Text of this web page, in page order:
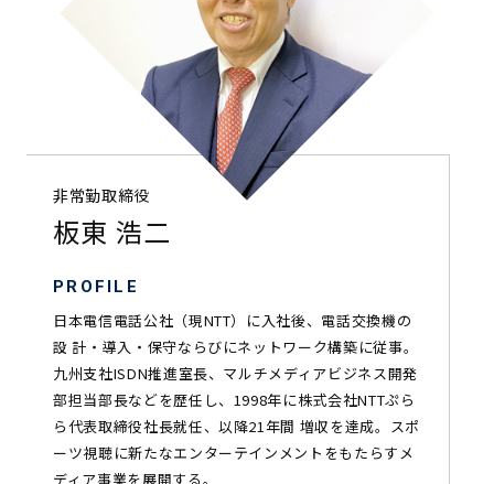
非常勤取締役
板東 浩二
PROFILE
日本電信電話公社（現NTT）に入社後、電話交換機の
設 計・導入・保守ならびにネットワーク構築に従事。
九州支社ISDN推進室長、マルチメディアビジネス開発
部担当部長などを歴任し、1998年に株式会社NTTぷら
ら代表取締役社長就任、以降21年間 増収を達成。スポ
ーツ視聴に新たなエンターテインメントをもたらすメ
ディア事業を展開する。